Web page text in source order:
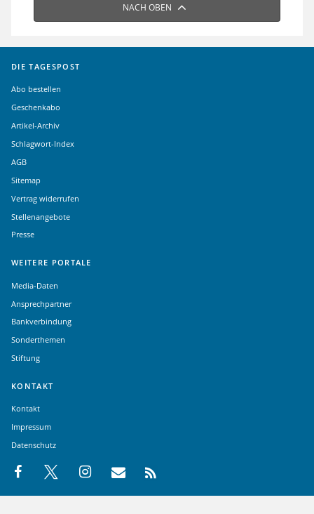
NACH OBEN
DIE TAGESPOST
Abo bestellen
Geschenkabo
Artikel-Archiv
Schlagwort-Index
AGB
Sitemap
Vertrag widerrufen
Stellenangebote
Presse
WEITERE PORTALE
Media-Daten
Ansprechpartner
Bankverbindung
Sonderthemen
Stiftung
KONTAKT
Kontakt
Impressum
Datenschutz